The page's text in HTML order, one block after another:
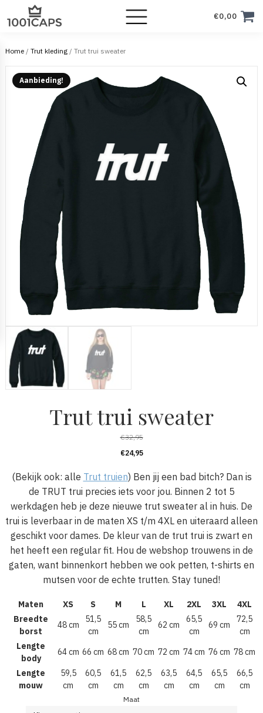
€0,00
Home/ Trut kleding/ Trut trui sweater
Aanbieding!
Trut trui sweater
€32,95
€24,95
(Bekijk ook: alle Trut truien) Ben jij een bad bitch? Dan is
de TRUT trui precies iets voor jou. Binnen 2 tot 5
werkdagen heb je deze nieuwe trut sweater al in huis. De
trui is leverbaar in de maten XS t/m 4XL en uiteraard alleen
geschikt voor dames. De kleur van de trut trui is zwart en
het heeft een regular fit. Hou de webshop trouwens in de
gaten, want binnenkort hebben we ook petten, t-shirts en
mutsen voor de echte trutten. Stay tuned!
Maten XS S M L XL 2XL 3XL
4XL
Breedte
borst
48 cm
51,5
cm
55 cm
58,5
cm
62 cm
65,5
cm
69 cm
72,5
cm
Lengte
body
64 cm 66 cm 68 cm 70 cm 72 cm 74 cm 76 cm 78 cm
Lengte
mouw
59,5
cm
60,5
cm
61,5
cm
62,5
cm
63,5
cm
64,5
cm
65,5
cm
66,5
cm
Maat